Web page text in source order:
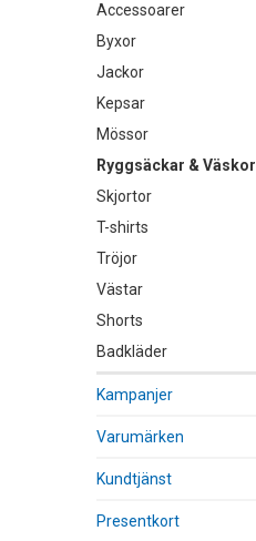
Accessoarer
Byxor
Jackor
Kepsar
Mössor
Ryggsäckar & Väskor
Skjortor
T-shirts
Tröjor
Västar
Shorts
Badkläder
Kampanjer
Varumärken
Kundtjänst
Presentkort